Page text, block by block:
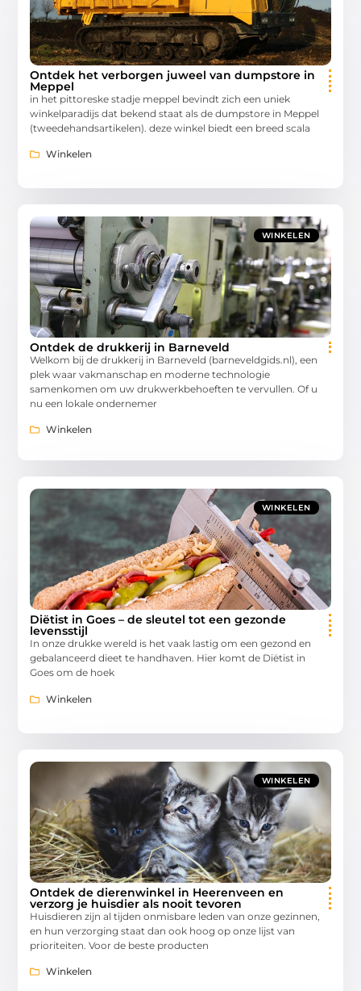
Ontdek het verborgen juweel van dumpstore in
Meppel
in het pittoreske stadje meppel bevindt zich een uniek
winkelparadijs dat bekend staat als de dumpstore in Meppel
(tweedehandsartikelen). deze winkel biedt een breed scala
Winkelen
WINKELEN
Ontdek de drukkerij in Barneveld
Welkom bij de drukkerij in Barneveld (barneveldgids.nl), een
plek waar vakmanschap en moderne technologie
samenkomen om uw drukwerkbehoeften te vervullen. Of u
nu een lokale ondernemer
Winkelen
WINKELEN
Diëtist in Goes – de sleutel tot een gezonde
levensstijl
In onze drukke wereld is het vaak lastig om een gezond en
gebalanceerd dieet te handhaven. Hier komt de Diëtist in
Goes om de hoek
Winkelen
WINKELEN
Ontdek de dierenwinkel in Heerenveen en
verzorg je huisdier als nooit tevoren
Huisdieren zijn al tijden onmisbare leden van onze gezinnen,
en hun verzorging staat dan ook hoog op onze lijst van
prioriteiten. Voor de beste producten
Winkelen